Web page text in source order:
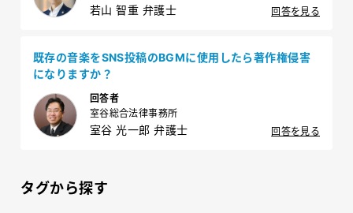
若山 智重 弁護士 回答を見る
既存の音楽をSNS投稿のBGMに使用したら著作権侵害
になりますか？
回答者
室谷総合法律事務所
室谷 光一郎 弁護士 回答を見る
タグから探す